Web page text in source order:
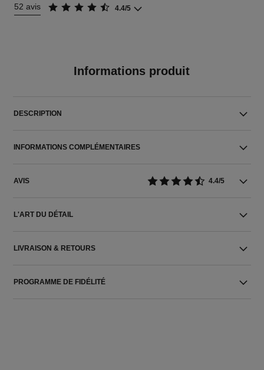
52 avis 4.4/5
Informations produit
DESCRIPTION
INFORMATIONS COMPLÉMENTAIRES
AVIS 4.4/5
L'ART DU DÉTAIL
LIVRAISON & RETOURS
PROGRAMME DE FIDÉLITÉ